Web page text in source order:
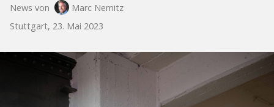
News von
Marc Nemitz
Stuttgart, 23. Mai 2023